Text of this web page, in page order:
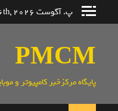
پ. آگوست 6th, 2026
PMCM
پایگاه مرکزخبر کامپیوتر و